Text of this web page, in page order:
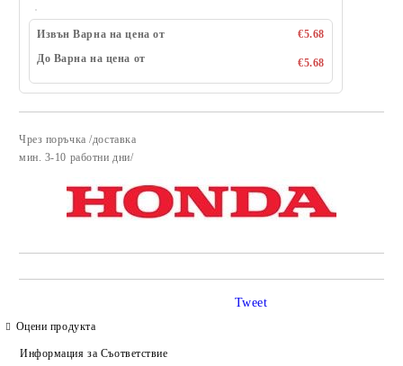
Извън Варна на цена от
€5.68
До Варна на цена от
€5.68
Чрез поръчка /доставка
​мин. 3-10 работни дни/
Оцени продукта
Информация за Съответствие
Tweet